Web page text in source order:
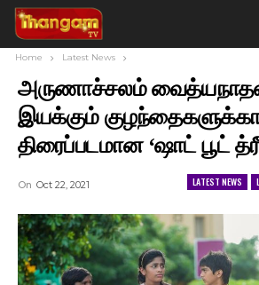
Home Latest News
அருணாச்சலம் வைத்யநாதன்
இயக்கும்
திரைப்படமான ‘ஷாட் பூட்
LATEST NEWS
On Oct 22, 2021